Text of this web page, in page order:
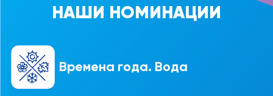
НАШИ НОМИНАЦИИ
Времена года. Вода